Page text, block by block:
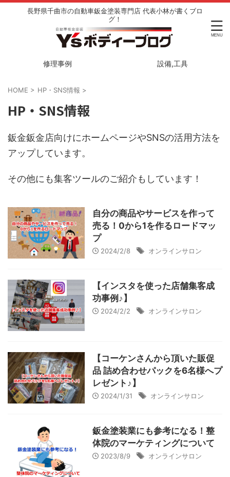
長野県千曲市の自動車鈑金塗装専門店 代表小林が書くブロ
グ！
修理事例 設備,工具
HOME > HP・SNS情報 >
HP・SNS情報
鈑金鈑金店向けにホームページやSNSの活用方法を
アップしています。
その他にも集客ツールのご紹介もしています！
自分の商品やサービスを作って
売る！0から1を作るロードマッ
プ
2024/2/8 オンラインサロン
【インスタを使った店舗集客成
功事例♪】
2024/2/2 オンラインサロン
【コーケンさんから頂いた販促
品 詰め合わせパックを6名様へプ
レゼント♪】
2024/1/31 オンラインサロン
鈑金塗装業にも参考になる！整
体院のマーケティングについて
2023/8/9 オンラインサロン